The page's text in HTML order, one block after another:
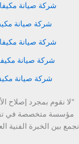
شركة صيانة مكيفات
شركة صيانة مكيفات
شركة صيانة مكيفات
شركة صيانة مكيفات
شركة صيانة مكيفات
"لا نقوم بمجرد إصلاح
مؤسسة متخصصة في
نجمع بين الخبرة الفنية